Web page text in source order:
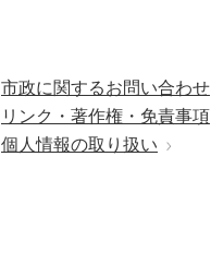
市政に関するお問い合わせ
リンク・著作権・免責事項
個人情報の取り扱い